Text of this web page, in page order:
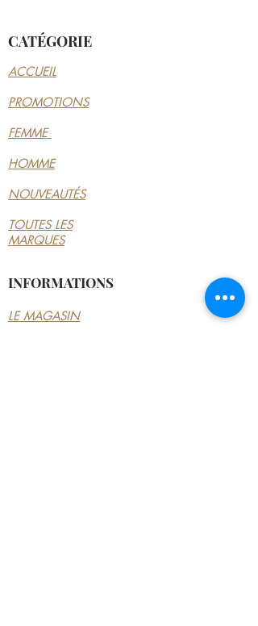
CATÉGORIE
ACCUEIL
PROMOTIONS
FEMME
HOMME
NOUVEAUTÉS
TOUTES LES
MARQUES
INFORMATIONS
LE MAGASIN